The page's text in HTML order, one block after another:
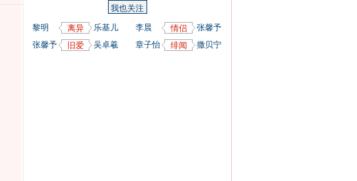
我也关注
黎明 离异
乐基儿
张馨予
旧爱 吴卓羲
李晨 情侣
张馨予
章子怡
绯闻 撒贝宁